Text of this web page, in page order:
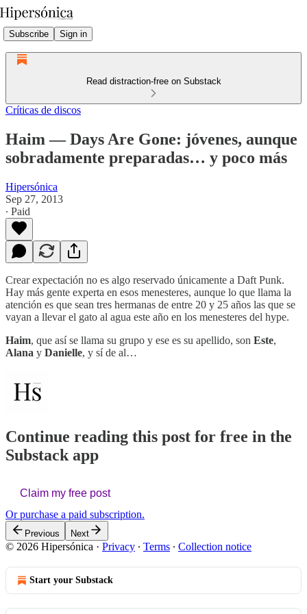
Subscribe Sign in
Read distraction-free on Substack
Críticas de discos
Haim — Days Are Gone: jóvenes, aunque
sobradamente preparadas… y poco más
Hipersónica
Sep 27, 2013
∙ Paid
Crear expectación no es algo reservado únicamente a Daft Punk.
Hay más gente experta en esos menesteres, aunque lo que llama la
atención es que sean tres hermanas de entre 20 y 25 años las que se
vayan a llevar el gato al agua este año en los menesteres del hype.
Haim, que así se llama su grupo y ese es su apellido, son Este,
Alana y Danielle, y sí de al…
Continue reading this post for free in the
Substack app
Claim my free post
Or purchase a paid subscription.
Previous Next
© 2026 Hipersónica · Privacy ∙ Terms ∙ Collection notice
Start your Substack